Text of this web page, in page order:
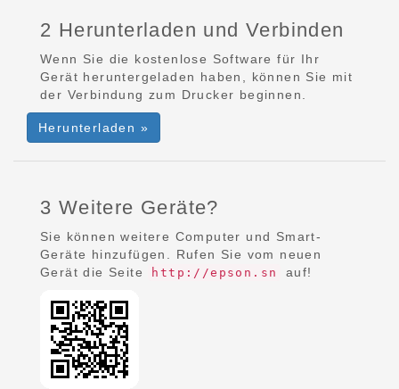
2 Herunterladen und Verbinden
Wenn Sie die kostenlose Software für Ihr
Gerät heruntergeladen haben, können Sie mit
der Verbindung zum Drucker beginnen.
Herunterladen »
3 Weitere Geräte?
Sie können weitere Computer und Smart-
Geräte hinzufügen. Rufen Sie vom neuen
Gerät die Seite
http://epson.sn auf!